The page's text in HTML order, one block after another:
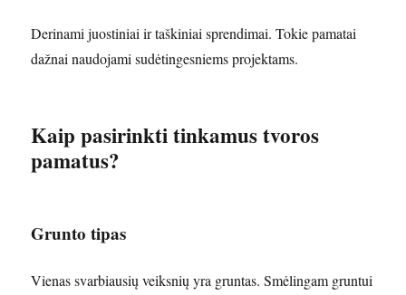
Derinami juostiniai ir taškiniai sprendimai. Tokie pamatai
dažnai naudojami sudėtingesniems projektams.
Kaip pasirinkti tinkamus tvoros
pamatus?
Grunto tipas
Vienas svarbiausių veiksnių yra gruntas. Smėlingam gruntui